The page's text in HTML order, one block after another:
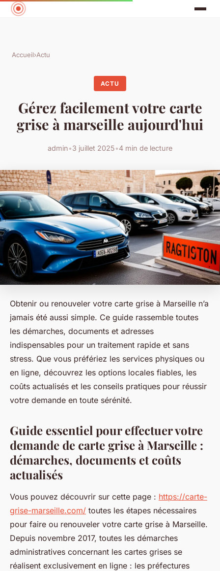
Accueil›Actu
ACTU
Gérez facilement votre carte
grise à marseille aujourd'hui
admin•3 juillet 2025•4 min de lecture
Obtenir ou renouveler votre carte grise à Marseille n’a
jamais été aussi simple. Ce guide rassemble toutes
les démarches, documents et adresses
indispensables pour un traitement rapide et sans
stress. Que vous préfériez les services physiques ou
en ligne, découvrez les options locales fiables, les
coûts actualisés et les conseils pratiques pour réussir
votre demande en toute sérénité.
Guide essentiel pour effectuer votre
demande de carte grise à Marseille :
démarches, documents et coûts
actualisés
Vous pouvez découvrir sur cette page : https://carte-
grise-marseille.com/ toutes les étapes nécessaires
pour faire ou renouveler votre carte grise à Marseille.
Depuis novembre 2017, toutes les démarches
administratives concernant les cartes grises se
réalisent exclusivement en ligne : les préfectures